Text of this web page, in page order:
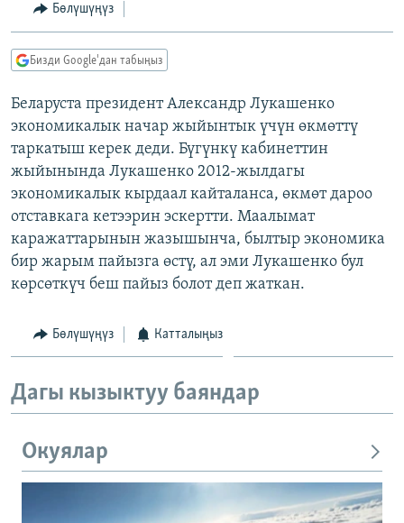
БҮГҮН АЗАТТЫКТА
ДАНИСТЕ
АЗАТТЫК+
ЫҢГАЙСЫЗ СУРООЛОР
ПОДКАСТ
ЭЕ/АРнун бардык сайттары
Бөлүшүңүз
Бизди Google'дан табыңыз
Беларуста президент Александр Лукашенко
экономикалык начар жыйынтык үчүн өкмөттү
таркатыш керек деди. Бүгүнкү кабинеттин
жыйынында Лукашенко 2012-жылдагы
экономикалык кырдаал кайталанса, өкмөт дароо
отставкага кетээрин эскертти. Маалымат
каражаттарынын жазышынча, былтыр экономика
бир жарым пайызга өстү, ал эми Лукашенко бул
көрсөткүч беш пайыз болот деп жаткан.
Бөлүшүңүз Катталыңыз
Дагы кызыктуу баяндар
Окуялар